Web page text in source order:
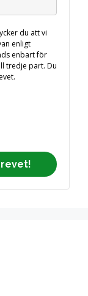
du att vi
enligt
enbart för
tredje part. Du